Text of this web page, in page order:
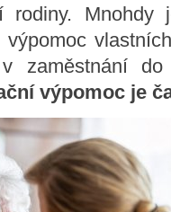
rodiny.
zaměstnání do
výpomoc je